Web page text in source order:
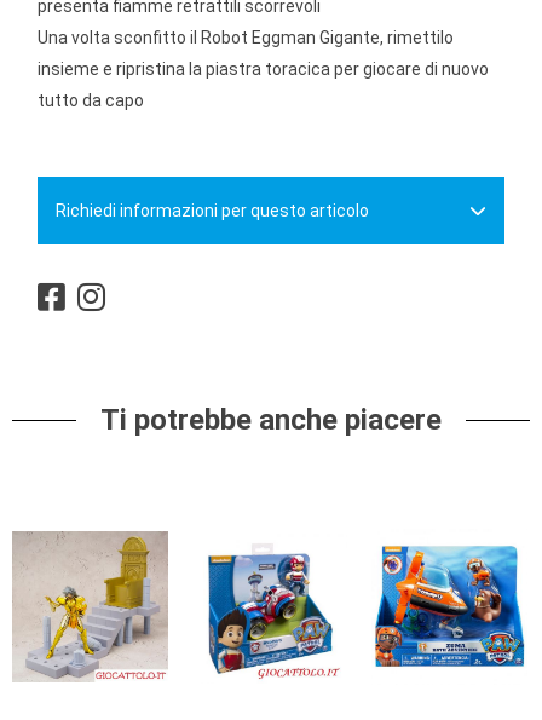
presenta fiamme retrattili scorrevoli
Una volta sconfitto il Robot Eggman Gigante, rimettilo
insieme e ripristina la piastra toracica per giocare di nuovo
tutto da capo
Richiedi informazioni per questo articolo
Ti potrebbe anche piacere